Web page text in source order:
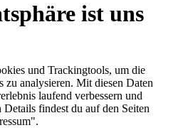
ist uns
und Trackingtools, um die
zu analysieren. Mit diesen Daten
laufend verbessern und
findest du auf den Seiten